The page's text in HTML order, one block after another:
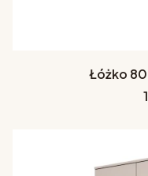
Łóżko